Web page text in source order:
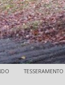
TESSERAMENTO